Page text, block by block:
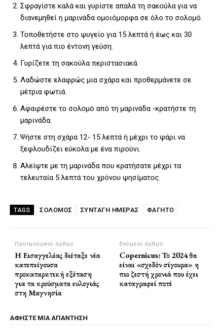
Σφραγίστε καλά και γυρίστε απαλά τη σακούλα για να
διανεμηθεί η μαρινάδα ομοιόμορφα σε όλο το σολομό.
Τοποθετήστε στο ψυγείο για 15 λεπτά ή έως και 30
λεπτά για πιο έντονη γεύση.
Γυρίζετε τη σακούλα περιστασιακά.
Λαδώστε ελαφρώς μια σχάρα και προθερμάνετε σε
μέτρια φωτιά.
Αφαιρέστε το σολομό από τη μαρινάδα -κρατήστε τη
μαρινάδα.
Ψήστε στη σχάρα 12- 15 λεπτά ή μέχρι το ψάρι να
ξεφλουδίζει εύκολα με ένα πιρούνι.
Αλείψτε με τη μαρινάδα που κρατήσατε μέχρι τα
τελευταία 5 λεπτά του χρόνου ψησίματος.
TAGS ΣΟΛΟΜΌΣ ΣΥΝΤΑΓΗ ΗΜΕΡΑΣ ΦΑΓΗΤΌ
Προηγούμενο άρθρο
Η Εισαγγελέας διέταξε νέα
κατεπείγουσα
προκαταρκτική εξέταση
για τα κρούσματα ευλογιάς
στη Μαγνησία
Επόμενο άρθρο
Copernicus: Το 2024 θα
είναι «σχεδόν σίγουρα» η
πιο ζεστή χρονιά που έχει
καταγραφεί ποτέ
ΑΦΗΣΤΕ ΜΙΑ ΑΠΑΝΤΗΣΗ